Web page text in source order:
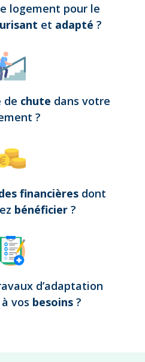
logement pour le
et adapté ?
de chute dans votre
?
financières dont
bénéficier ?
d’adaptation
à vos besoins ?